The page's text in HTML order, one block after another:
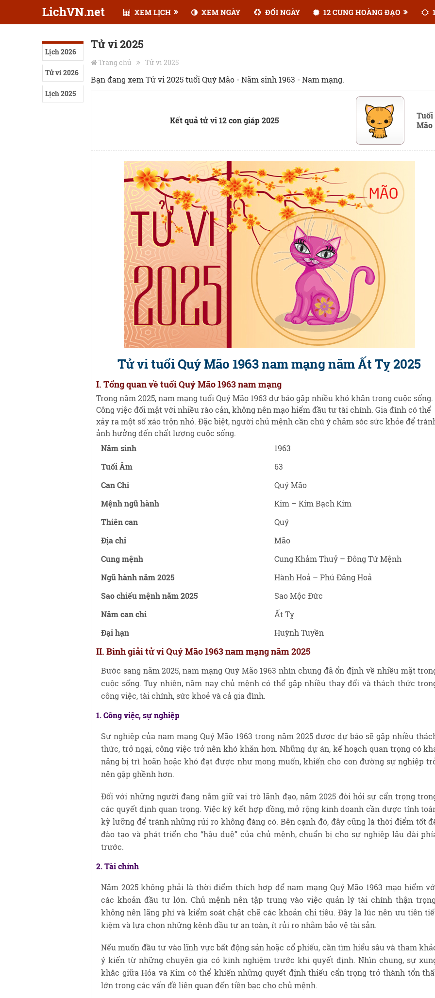
LichVN.net XEM LỊCH XEM NGÀY ĐỔI NGÀY 12 CUNG HOÀNG ĐẠO
Lịch 2026
Tử vi 2026
Lịch 2025
Tử vi 2025
Trang chủ Tử vi 2025
Bạn đang xem Tử vi 2025 tuổi Quý Mão - Năm sinh 1963 - Nam mạng.
Kết quả tử vi 12 con giáp 2025
Tuổi
Mão
Tử vi tuổi Quý Mão 1963 nam mạng năm Ất Tỵ 2025
I. Tổng quan về tuổi Quý Mão 1963 nam mạng
Trong năm 2025, nam mạng tuổi Quý Mão 1963 dự báo gặp nhiều khó khăn trong cuộc sống.
Công việc đối mặt với nhiều rào cản, không nên mạo hiểm đầu tư tài chính. Gia đình có thể
xảy ra một số xáo trộn nhỏ. Đặc biệt, người chủ mệnh cần chú ý chăm sóc sức khỏe để
ảnh hưởng đến chất lượng cuộc sống.
Năm sinh
1963
Tuổi Âm
63
Can Chi
Quý Mão
Mệnh ngũ hành
Kim – Kim Bạch Kim
Thiên can
Quý
Địa chi
Mão
Cung mệnh
Cung Khảm Thuỷ – Đông Tứ Mệnh
Ngũ hành năm 2025
Hành Hoả – Phú Đăng Hoả
Sao chiếu mệnh năm 2025
Sao Mộc Đức
Năm can chi
Ất Tỵ
Đại hạn
Huỳnh Tuyền
II. Bình giải tử vi Quý Mão 1963 nam mạng năm 2025
Bước sang năm 2025, nam mạng Quý Mão 1963 nhìn chung đã ổn định về nhiều mặt
cuộc sống. Tuy nhiên, năm nay chủ mệnh có thể gặp nhiều thay đổi và thách thức
công việc, tài chính, sức khoẻ và cả gia đình.
1. Công việc, sự nghiệp
Sự nghiệp của nam mạng Quý Mão 1963 trong năm 2025 được dự báo sẽ gặp nhiều
thức, trở ngại, công việc trở nên khó khăn hơn. Những dự án, kế hoạch quan trọng có
năng bị trì hoãn hoặc khó đạt được như mong muốn, khiến cho con đường sự nghiệp
nên gập ghềnh hơn.
Đối với những người đang nắm giữ vai trò lãnh đạo, năm 2025 đòi hỏi sự cẩn trọng
các quyết định quan trọng. Việc ký kết hợp đồng, mở rộng kinh doanh cần được tính
kỹ lưỡng để tránh những rủi ro không đáng có. Bên cạnh đó, đây cũng là thời điểm tốt
đào tạo và phát triển cho “hậu duệ” của chủ mệnh, chuẩn bị cho sự nghiệp lâu dài
trước.
2. Tài chính
Năm 2025 không phải là thời điểm thích hợp để nam mạng Quý Mão 1963 mạo hiểm
các khoản đầu tư lớn. Chủ mệnh nên tập trung vào việc quản lý tài chính thận
không nên lãng phí và kiểm soát chặt chẽ các khoản chi tiêu. Đây là lúc nên ưu tiên
kiệm và lựa chọn những kênh đầu tư an toàn, ít rủi ro nhằm bảo vệ tài sản.
Nếu muốn đầu tư vào lĩnh vực bất động sản hoặc cổ phiếu, cần tìm hiểu sâu và tham
ý kiến từ những chuyên gia có kinh nghiệm trước khi quyết định. Nhìn chung, sự
khắc giữa Hỏa và Kim có thể khiến những quyết định thiếu cẩn trọng trở thành tổn
lớn trong các vấn đề liên quan đến tiền bạc cho chủ mệnh.